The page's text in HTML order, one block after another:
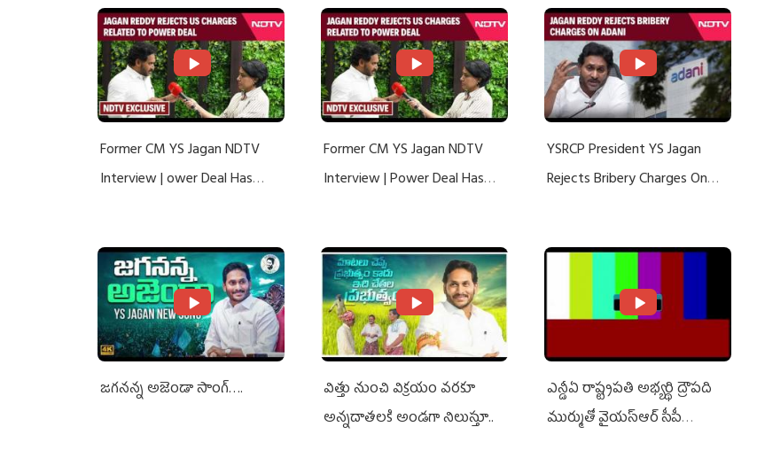
Former CM YS Jagan NDTV
Interview | ower Deal Has
Former CM YS Jagan NDTV
Interview | Power Deal Has
YSRCP President YS Jagan
Rejects Bribery Charges On
జగనన్న అజెండా సాంగ్….
విత్తు నుంచి విక్రయం వరకూ
అన్నదాతలకి అండగా నిలుస్తూ..
ఎన్డీఏ రాష్ట్ర‌ప‌తి అభ్య‌ర్థి ద్రౌప‌ది
ముర్ముతో వైయ‌స్ఆర్ సీపీ